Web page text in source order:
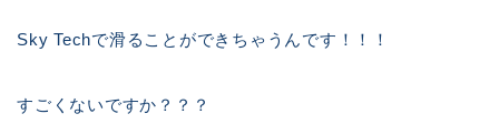
Sky Techで滑ることができちゃうんです！！！
すごくないですか？？？